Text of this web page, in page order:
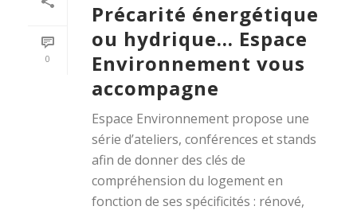
0
Précarité énergétique
ou hydrique… Espace
Environnement vous
accompagne
Espace Environnement propose une
série d’ateliers, conférences et stands
afin de donner des clés de
compréhension du logement en
fonction de ses spécificités : rénové,